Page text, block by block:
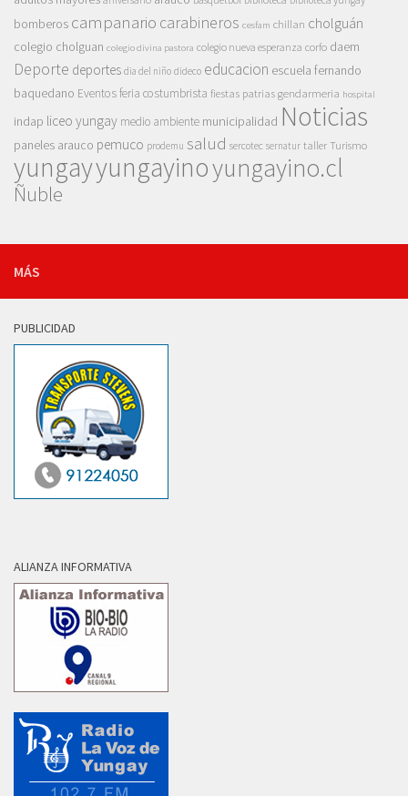
bomberos campanario carabineros cesfam chillan cholguán
colegio cholguan colegio divina pastora colegio nueva esperanza corfo daem
Deporte deportes dia del niño dideco educacion escuela fernando
baquedano Eventosferia costumbrista fiestas patrias gendarmeria hospital
indap liceo yungay medio ambiente municipalidad Noticias
paneles arauco pemuco prodemu salud sercotec sernatur taller Turismo
yungayyungayinoyungayino.cl
Ñuble
MÁS
PUBLICIDAD
ALIANZA INFORMATIVA